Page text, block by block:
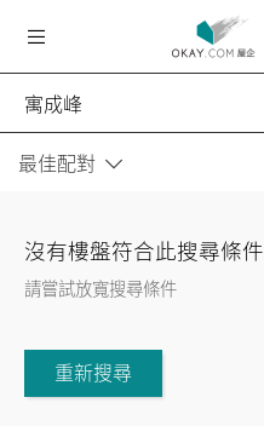
最佳配對
沒有樓盤符合此搜尋條件
請嘗試放寬搜尋條件
重新搜尋